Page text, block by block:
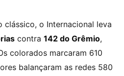
o Internacional leva
contra 142 do Grêmio,
colorados marcaram 610
balançaram as redes 580